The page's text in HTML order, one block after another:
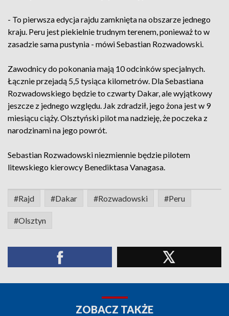
- To pierwsza edycja rajdu zamknięta na obszarze jednego
kraju. Peru jest piekielnie trudnym terenem, ponieważ to w
zasadzie sama pustynia - mówi Sebastian Rozwadowski.
Zawodnicy do pokonania mają 10 odcinków specjalnych.
Łącznie przejadą 5,5 tysiąca kilometrów. Dla Sebastiana
Rozwadowskiego będzie to czwarty Dakar, ale wyjątkowy
jeszcze z jednego względu. Jak zdradził, jego żona jest w 9
miesiącu ciąży. Olsztyński pilot ma nadzieję, że poczeka z
narodzinami na jego powrót.
Sebastian Rozwadowski niezmiennie będzie pilotem
litewskiego kierowcy Benediktasa Vanagasa.
#Rajd #Dakar #Rozwadowski #Peru
#Olsztyn
ZOBACZ TAKŻE